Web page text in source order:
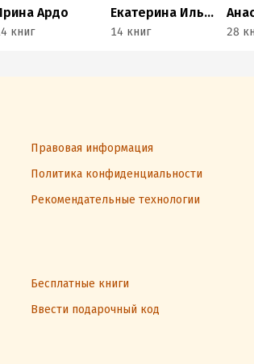
Ардо
книг
Екатерина Ильинская
14 книг 28
Правовая информация
Политика конфиденциальности
Рекомендательные технологии
Бесплатные книги
Ввести подарочный код